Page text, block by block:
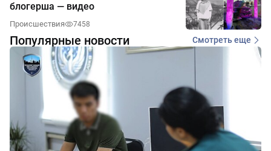
блогерша — видео
Происшествия 7458
Популярные новости Смотреть еще